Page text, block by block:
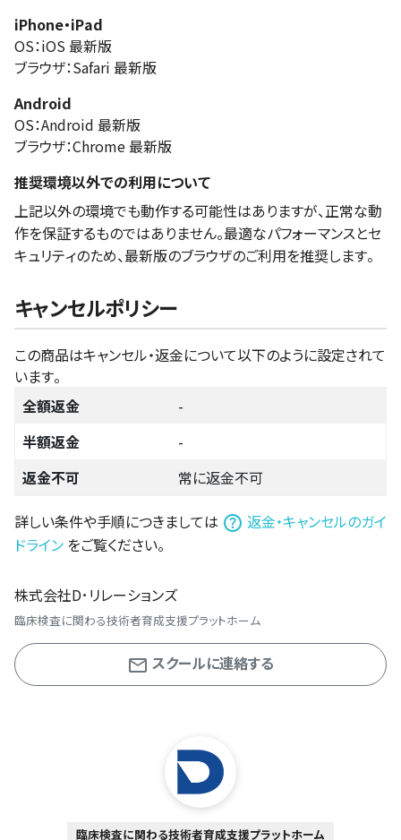
iPhone・iPad
OS：iOS 最新版
ブラウザ：Safari 最新版
Android
OS：Android 最新版
ブラウザ：Chrome 最新版
推奨環境以外での利用について
上記以外の環境でも動作する可能性はありますが、正常な動
作を保証するものではありません。最適なパフォーマンスとセ
キュリティのため、最新版のブラウザのご利用を推奨します。
キャンセルポリシー
この商品はキャンセル・返金について以下のように設定されて
います。
全額返金
-
半額返金
-
返金不可
常に返金不可
詳しい条件や手順につきましては
返金・キャンセルのガイ
ドライン をご覧ください。
株式会社D･リレーションズ
臨床検査に関わる技術者育成支援プラットホーム
スクールに連絡する
臨床検査に関わる技術者育成支援プラットホーム